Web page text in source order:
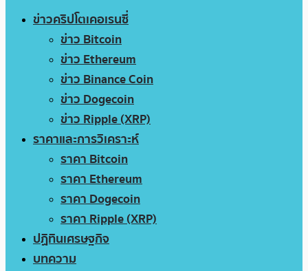
ข่าวคริปโตเคอเรนซี่
ข่าว Bitcoin
ข่าว Ethereum
ข่าว Binance Coin
ข่าว Dogecoin
ข่าว Ripple (XRP)
ราคาและการวิเคราะห์
ราคา Bitcoin
ราคา Ethereum
ราคา Dogecoin
ราคา Ripple (XRP)
ปฏิทินเศรษฐกิจ
บทความ